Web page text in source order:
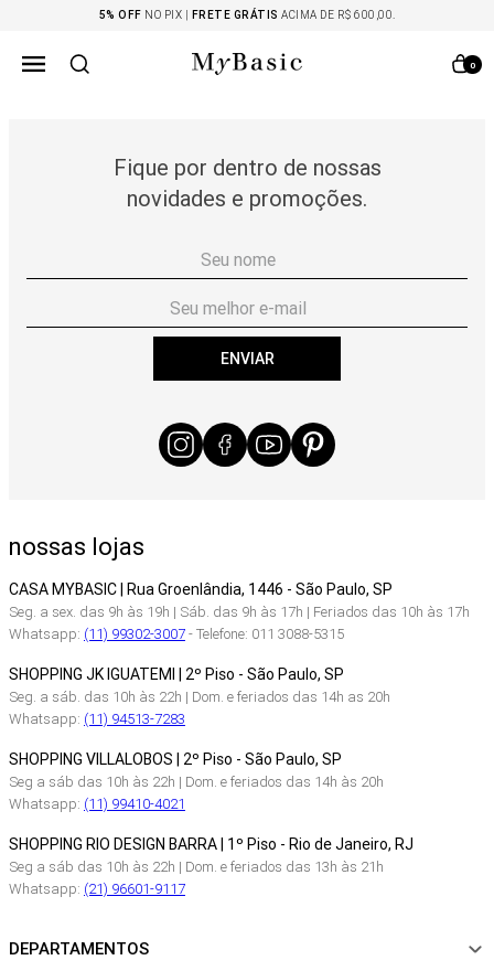
5% OFF NO PIX | FRETE GRÁTIS ACIMA DE R$ 600,00.
0
Fique por dentro de nossas
novidades e promoções.
ENVIAR
nossas lojas
CASA MYBASIC | Rua Groenlândia, 1446 - São Paulo, SP
Seg. a sex. das 9h às 19h | Sáb. das 9h às 17h | Feriados das 10h às 17h
Whatsapp: (11) 99302-3007- Telefone: 011 3088-5315
SHOPPING JK IGUATEMI | 2º Piso - São Paulo, SP
Seg. a sáb. das 10h às 22h | Dom. e feriados das 14h as 20h
Whatsapp: (11) 94513-7283
SHOPPING VILLALOBOS | 2º Piso - São Paulo, SP
Seg a sáb das 10h às 22h | Dom. e feriados das 14h às 20h
Whatsapp: (11) 99410-4021
SHOPPING RIO DESIGN BARRA | 1º Piso - Rio de Janeiro, RJ
Seg a sáb das 10h às 22h | Dom. e feriados das 13h às 21h
Whatsapp: (21) 96601-9117
DEPARTAMENTOS